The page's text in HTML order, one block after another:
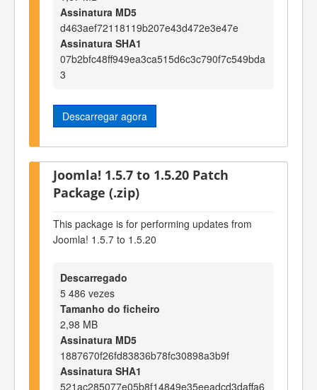
Assinatura MD5
d463aef72118119b207e43d472e3e47e
Assinatura SHA1
07b2bfc48ff949ea3ca515d6c3c790f7c549bda
3
Descarregar agora
Joomla! 1.5.7 to 1.5.20 Patch
Package (.zip)
This package is for performing updates from
Joomla! 1.5.7 to 1.5.20
Descarregado
5 486 vezes
Tamanho do ficheiro
2,98 MB
Assinatura MD5
1887670f26fd83836b78fc30898a3b9f
Assinatura SHA1
521ac285077e05b8f14849e35eeadcd3daffa6